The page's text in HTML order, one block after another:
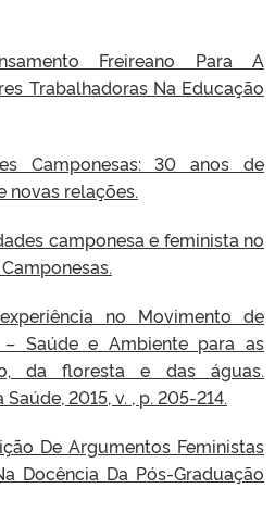
Freireano Para A
Trabalhadoras Na Educação
Camponesas: 30 anos de
novas relações.
camponesa e feminista no
no Movimento de
– Saúde e Ambiente para as
da floresta e das águas.
2015, v. , p. 205-214.
De Argumentos Feministas
Docência Da Pós-Graduação